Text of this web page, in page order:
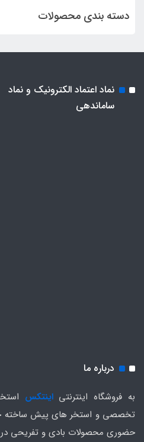
دسته بندی محصولات
نماد اعتماد الکترونیک و نماد
ساماندهی
درباره ما
به فروشگاه اینترنتیاینتکس
تخصصی و استخر های پیش ساخته
حضوری محصولات بادی و تفریحی در